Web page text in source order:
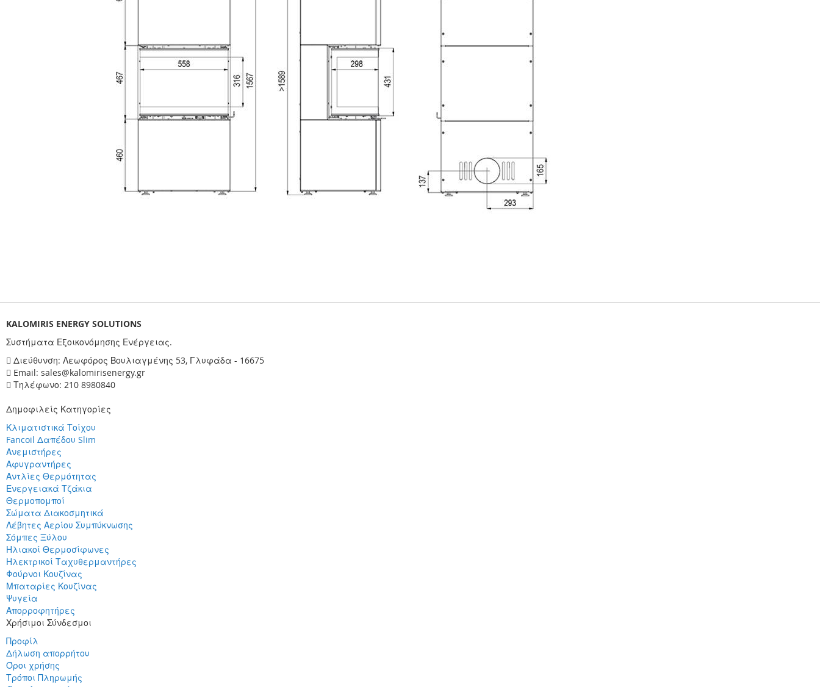
KALOMIRIS ENERGY SOLUTIONS
Συστήματα Εξοικονόμησης Ενέργειας.
Διεύθυνση: Λεωφόρος Βουλιαγμένης 53, Γλυφάδα - 16675
Email: sales@kalomirisenergy.gr
Τηλέφωνο: 210 8980840
Δημοφιλείς Κατηγορίες
Κλιματιστικά Τοίχου
Fancoil Δαπέδου Slim
Ανεμιστήρες
Αφυγραντήρες
Αντλίες Θερμότητας
Ενεργειακά Τζάκια
Θερμοπομποί
Σώματα Διακοσμητικά
Λέβητες Αερίου Συμπύκνωσης
Σόμπες Ξύλου
Ηλιακοί Θερμοσίφωνες
Ηλεκτρικοί Ταχυθερμαντήρες
Φούρνοι Κουζίνας
Μπαταρίες Κουζίνας
Ψυγεία
Απορροφητήρες
Χρήσιμοι Σύνδεσμοι
Προφίλ
Δήλωση απορρήτου
Όροι χρήσης
Τρόποι Πληρωμής